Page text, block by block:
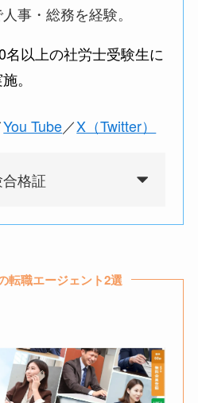
事・総務を経験。
名以上の社労士受験生に
。
You Tube／X（Twitter）
格証
転職エージェント2選